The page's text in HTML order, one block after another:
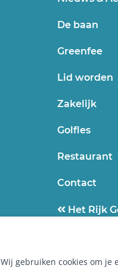
De baan
Greenfee
Lid worden
Zakelijk
Golfles
Restaurant
Contact
Het Rijk
Wij gebruiken cookies om je